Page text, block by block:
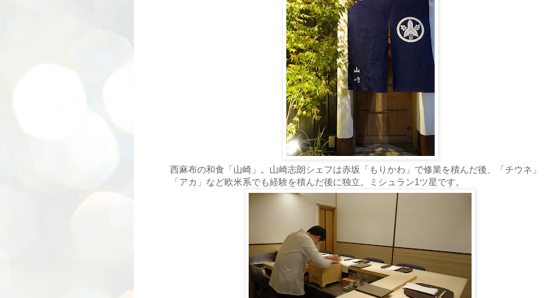
西麻布の和食「山崎」。山崎志朗シェフは赤坂「もりかわ」で修業を積んだ後、「チウネ」
「アカ」など欧米系でも経験を積んだ後に独立。ミシュラン1ツ星です。